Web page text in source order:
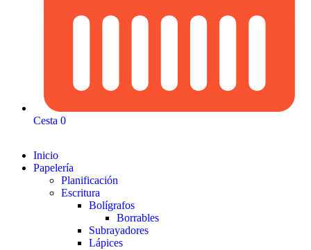
Cesta 0
Inicio
Papelería
Planificación
Escritura
Bolígrafos
Borrables
Subrayadores
Lápices